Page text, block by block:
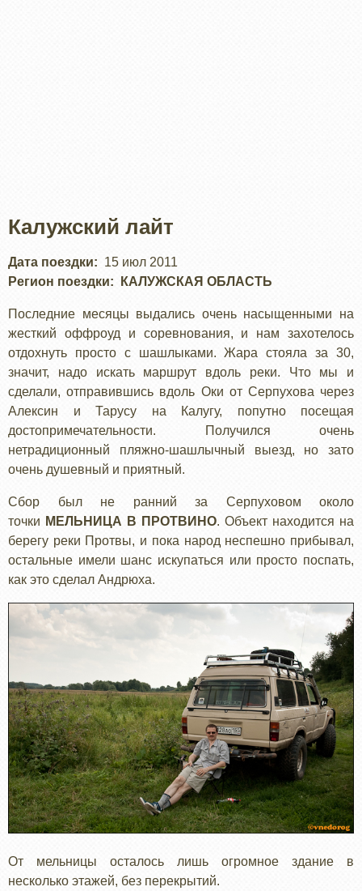
Калужский лайт
Дата поездки
15 июл 2011
Регион поездки
КАЛУЖСКАЯ ОБЛАСТЬ
Последние месяцы выдались очень насыщенными на
жесткий оффроуд и соревнования, и нам захотелось
отдохнуть просто с шашлыками. Жара стояла за 30,
значит, надо искать маршрут вдоль реки. Что мы и
сделали, отправившись вдоль Оки от Серпухова через
Алексин и Тарусу на Калугу, попутно посещая
достопримечательности. Получился очень
нетрадиционный пляжно-шашлычный выезд, но зато
очень душевный и приятный.
Сбор был не ранний за Серпуховом около
точки МЕЛЬНИЦА В ПРОТВИНО. Объект находится на
берегу реки Протвы, и пока народ неспешно прибывал,
остальные имели шанс искупаться или просто поспать,
как это сделал Андрюха.
От мельницы осталось лишь огромное здание в
несколько этажей, без перекрытий.